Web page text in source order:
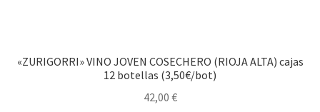
«ZURIGORRI» VINO JOVEN COSECHERO (RIOJA ALTA) cajas
12 botellas (3,50€/bot)
42,00 €